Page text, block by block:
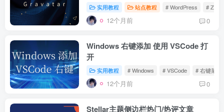
实用教程 站点教程 # WordPress # Zibll
12个月前 0
Windows 右键添加 使用 VSCode 打
开
实用教程 # Windows # VSCode # 右键菜单
12个月前 0
Stellar主题侧边栏热门/热评文章